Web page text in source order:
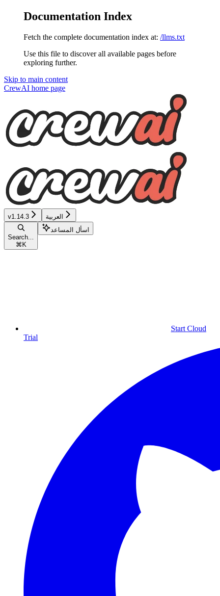
Documentation Index
Fetch the complete documentation index at: /llms.txt
Use this file to discover all available pages before
exploring further.
Skip to main content
CrewAI home page
v1.14.3 العربية
Search...
⌘ K
اسأل المساعد
Start Cloud
Trial